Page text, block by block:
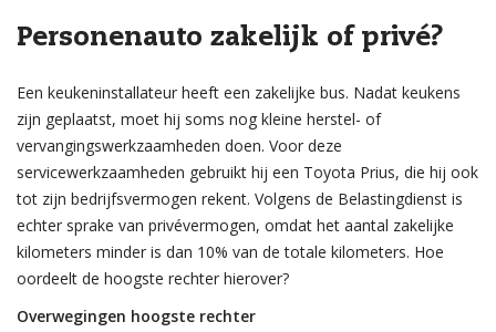
Personenauto zakelijk of privé?
Een keukeninstallateur heeft een zakelijke bus. Nadat keukens
zijn geplaatst, moet hij soms nog kleine herstel- of
vervangingswerkzaamheden doen. Voor deze
servicewerkzaamheden gebruikt hij een Toyota Prius, die hij ook
tot zijn bedrijfsvermogen rekent. Volgens de Belastingdienst is
echter sprake van privévermogen, omdat het aantal zakelijke
kilometers minder is dan 10% van de totale kilometers. Hoe
oordeelt de hoogste rechter hierover?
Overwegingen hoogste rechter